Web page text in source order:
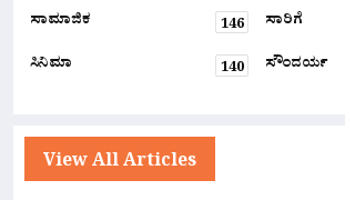
ಸಾಮಾಜಿಕ
146 ಸಾರಿಗೆ
ಸಿನಿಮಾ
140 ಸೌಂದರ್ಯ
View All Articles